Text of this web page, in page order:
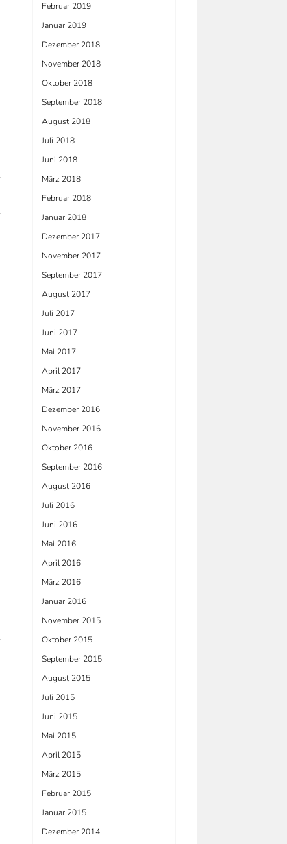
Februar 2019
Januar 2019
Dezember 2018
November 2018
Oktober 2018
September 2018
August 2018
Juli 2018
Juni 2018
März 2018
Februar 2018
Januar 2018
Dezember 2017
November 2017
September 2017
August 2017
Juli 2017
Juni 2017
Mai 2017
April 2017
März 2017
Dezember 2016
November 2016
Oktober 2016
September 2016
August 2016
Juli 2016
Juni 2016
Mai 2016
April 2016
März 2016
Januar 2016
November 2015
Oktober 2015
September 2015
August 2015
Juli 2015
Juni 2015
Mai 2015
April 2015
März 2015
Februar 2015
Januar 2015
Dezember 2014